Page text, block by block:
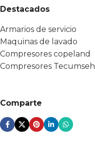
Destacados
Armarios de servicio
Maquinas de lavado
Compresores copeland
Compresores Tecumseh
Comparte